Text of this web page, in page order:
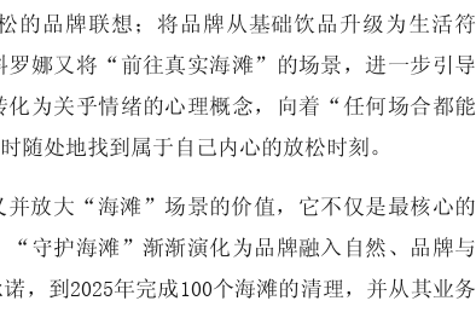
的品牌联想；将品牌从基础饮品升级为生活符
罗娜又将“前往真实海滩”的场景，进一步引导
为关乎情绪的心理概念，向着“任何场合都能
处地找到属于自己内心的放松时刻。
并放大“海滩”场景的价值，它不仅是最核心的
“守护海滩”渐渐演化为品牌融入自然、品牌与
，到2025年完成100个海滩的清理，并从其业务